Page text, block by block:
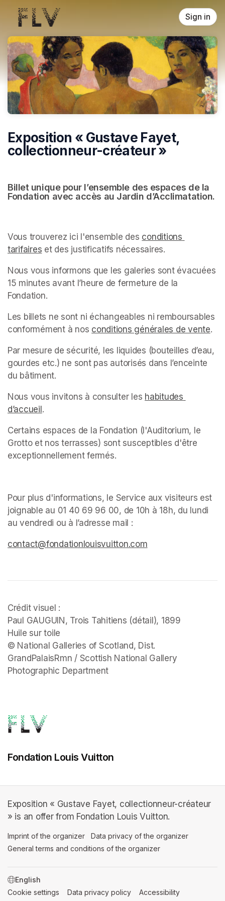
Skip header
Sign in
Exposition « Gustave Fayet,
collectionneur-créateur »
Billet unique pour l’ensemble des espaces de la
Fondation avec accès au Jardin d’Acclimatation.
Vous trouverez ici l'ensemble des conditions
tarifaires (opens in a new tab)
et des justificatifs nécessaires.
Nous vous informons que les galeries sont évacuées
15 minutes avant l’heure de fermeture de la
Fondation.
Les billets ne sont ni échangeables ni remboursables
conformément à nos conditions générales de vente.
Par mesure de sécurité, les liquides (bouteilles d’eau,
gourdes etc.) ne sont pas autorisés dans l’enceinte
du bâtiment.
Nous vous invitons à consulter les habitudes
d’accueil(opens in a new tab)
.
Certains espaces de la Fondation (l'Auditorium, le
Grotto et nos terrasses) sont susceptibles d'être
exceptionnellement fermés. ﻿
Pour plus d'informations, le Service aux visiteurs est
joignable au 01 40 69 96 00, de 10h à 18h, du lundi
au vendredi ou à l’adresse mail :
(opens in a new tab)
(opens in a new tab)
contact@fondationlouisvuitton.com
Crédit visuel :
Paul GAUGUIN, Trois Tahitiens (détail), 1899
Huile sur toile
© National Galleries of Scotland, Dist.
GrandPalaisRmn / Scottish National Gallery
Photographic Department
Fondation Louis Vuitton
Exposition « Gustave Fayet, collectionneur-créateur
» is an offer from Fondation Louis Vuitton.
Imprint of the organizer (opens in a new tab)
Data privacy of the organizer
General terms and conditions of the organizer
SWITCH LANGUAGE
Cookie settings (opens in a new tab)
Data privacy policy (opens in a new tab)
Accessibility